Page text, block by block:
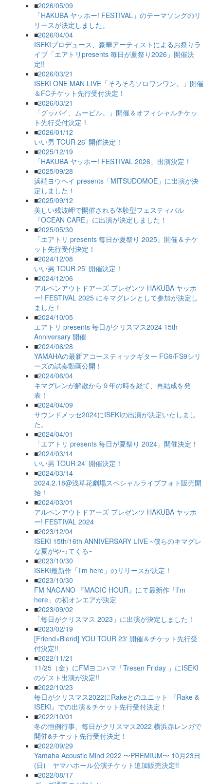
■2026/05/09
「HAKUBA ヤッホー! FESTIVAL」のテーマソングのリ
リースが決定しました。
■2026/04/04
ISEKIプロデュース、豪華アーティストによるお祭りラ
イブ「エアトリpresents 毎日が夏祭り2026」開催決
定!!
■2026/03/21
ISEKI ONE MAN LIVE「そろそろソロワンワン。」開催
＆FCチケット先行受付決定！
■2026/03/21
「グッバイ、ムービル。」開催＆オフィシャルチケッ
ト先行受付決定！
■2026/01/12
いい男 TOUR 26’ 開催決定！
■2025/12/19
「HAKUBA ヤッホー! FESTIVAL 2026」出演決定！
■2025/09/28
浜端ヨウヘイ presents「MITSUDOMOE」に出演が決
定しました！
■2025/09/12
美しい残波岬で開催される体験型フェスティバル
『OCEAN CARE』に出演が決定しました！
■2025/05/30
「エアトリ presents 毎日が夏祭り 2025」開催＆チケ
ット先行受付決定！
■2024/12/08
いい男 TOUR 25’ 開催決定！
■2024/12/06
アルペンアウトドアーズ プレゼンツ HAKUBA ヤッホ
ー! FESTIVAL 2025 にキマグレンとして参加が決定し
ました！
■2024/10/05
エアトリ presents 毎日がクリスマス2024 15th
Anniversary 開催
■2024/06/28
YAMAHAの最新アコースティックギター FG9/FS9シリ
ーズの試奏動画公開！
■2024/06/04
キマグレンが解散から９年の時を経て、再結成を発
表！
■2024/04/09
サウンドメッセ2024にISEKIの出演が決定いたしまし
た。
■2024/04/01
「エアトリ presents 毎日が夏祭り 2024」開催決定！
■2024/03/14
いい男 TOUR 24’ 開催決定！
■2024/03/14
2024.2.18@浅草花劇場スペシャルライブフォト販売開
始！
■2024/03/01
アルペンアウトドアーズ プレゼンツ HAKUBA ヤッホ
ー! FESTIVAL 2024
■2023/12/04
ISEKI 15th/16th ANNIVERSARY LIVE ~僕らのキマグレ
な夏がやってくる~
■2023/10/30
ISEKI最新作「I’m here」のリリースが決定！
■2023/10/30
FM NAGANO 『MAGIC HOUR』にて最新作「I’m
here」の初オンエアが決定
■2023/09/02
「毎日がクリスマス 2023」に出演が決定しました！
■2023/02/19
[Friend×Blend] YOU TOUR 23′ 開催＆チケット先行受
付決定!!
■2022/11/21
11/25（金）にFMヨコハマ「Tresen Friday 」にISEKI
のゲスト出演が決定!!
■2022/10/23
毎日がクリスマス2022にRakeとのユニット 『Rake &
ISEKI』での出演＆チケット先行受付決定！
■2022/10/01
冬の恒例行事、毎日がクリスマス2022 横浜赤レンガで
開催&チケット先行受付決定！
■2022/09/29
Yamaha Acoustic Mind 2022 〜PREMIUM〜 10月23日
(日) ヤマハホール公演チケット追加販売決定!!
■2022/08/17